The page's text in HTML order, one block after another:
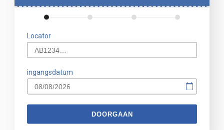
Locator
ingangsdatum
DOORGAAN